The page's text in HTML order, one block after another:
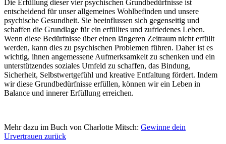
Die Erfüllung dieser vier psychischen Grundbedürfnisse ist
entscheidend für unser allgemeines Wohlbefinden und unsere
psychische Gesundheit. Sie beeinflussen sich gegenseitig und
schaffen die Grundlage für ein erfülltes und zufriedenes Leben.
Wenn diese Bedürfnisse über einen längeren Zeitraum nicht erfüllt
werden, kann dies zu psychischen Problemen führen. Daher ist es
wichtig, ihnen angemessene Aufmerksamkeit zu schenken und ein
unterstützendes soziales Umfeld zu schaffen, das Bindung,
Sicherheit, Selbstwertgefühl und kreative Entfaltung fördert. Indem
wir diese Grundbedürfnisse erfüllen, können wir ein Leben in
Balance und innerer Erfüllung erreichen.
Mehr dazu im Buch von Charlotte Mitsch: Gewinne dein
Urvertrauen zurück